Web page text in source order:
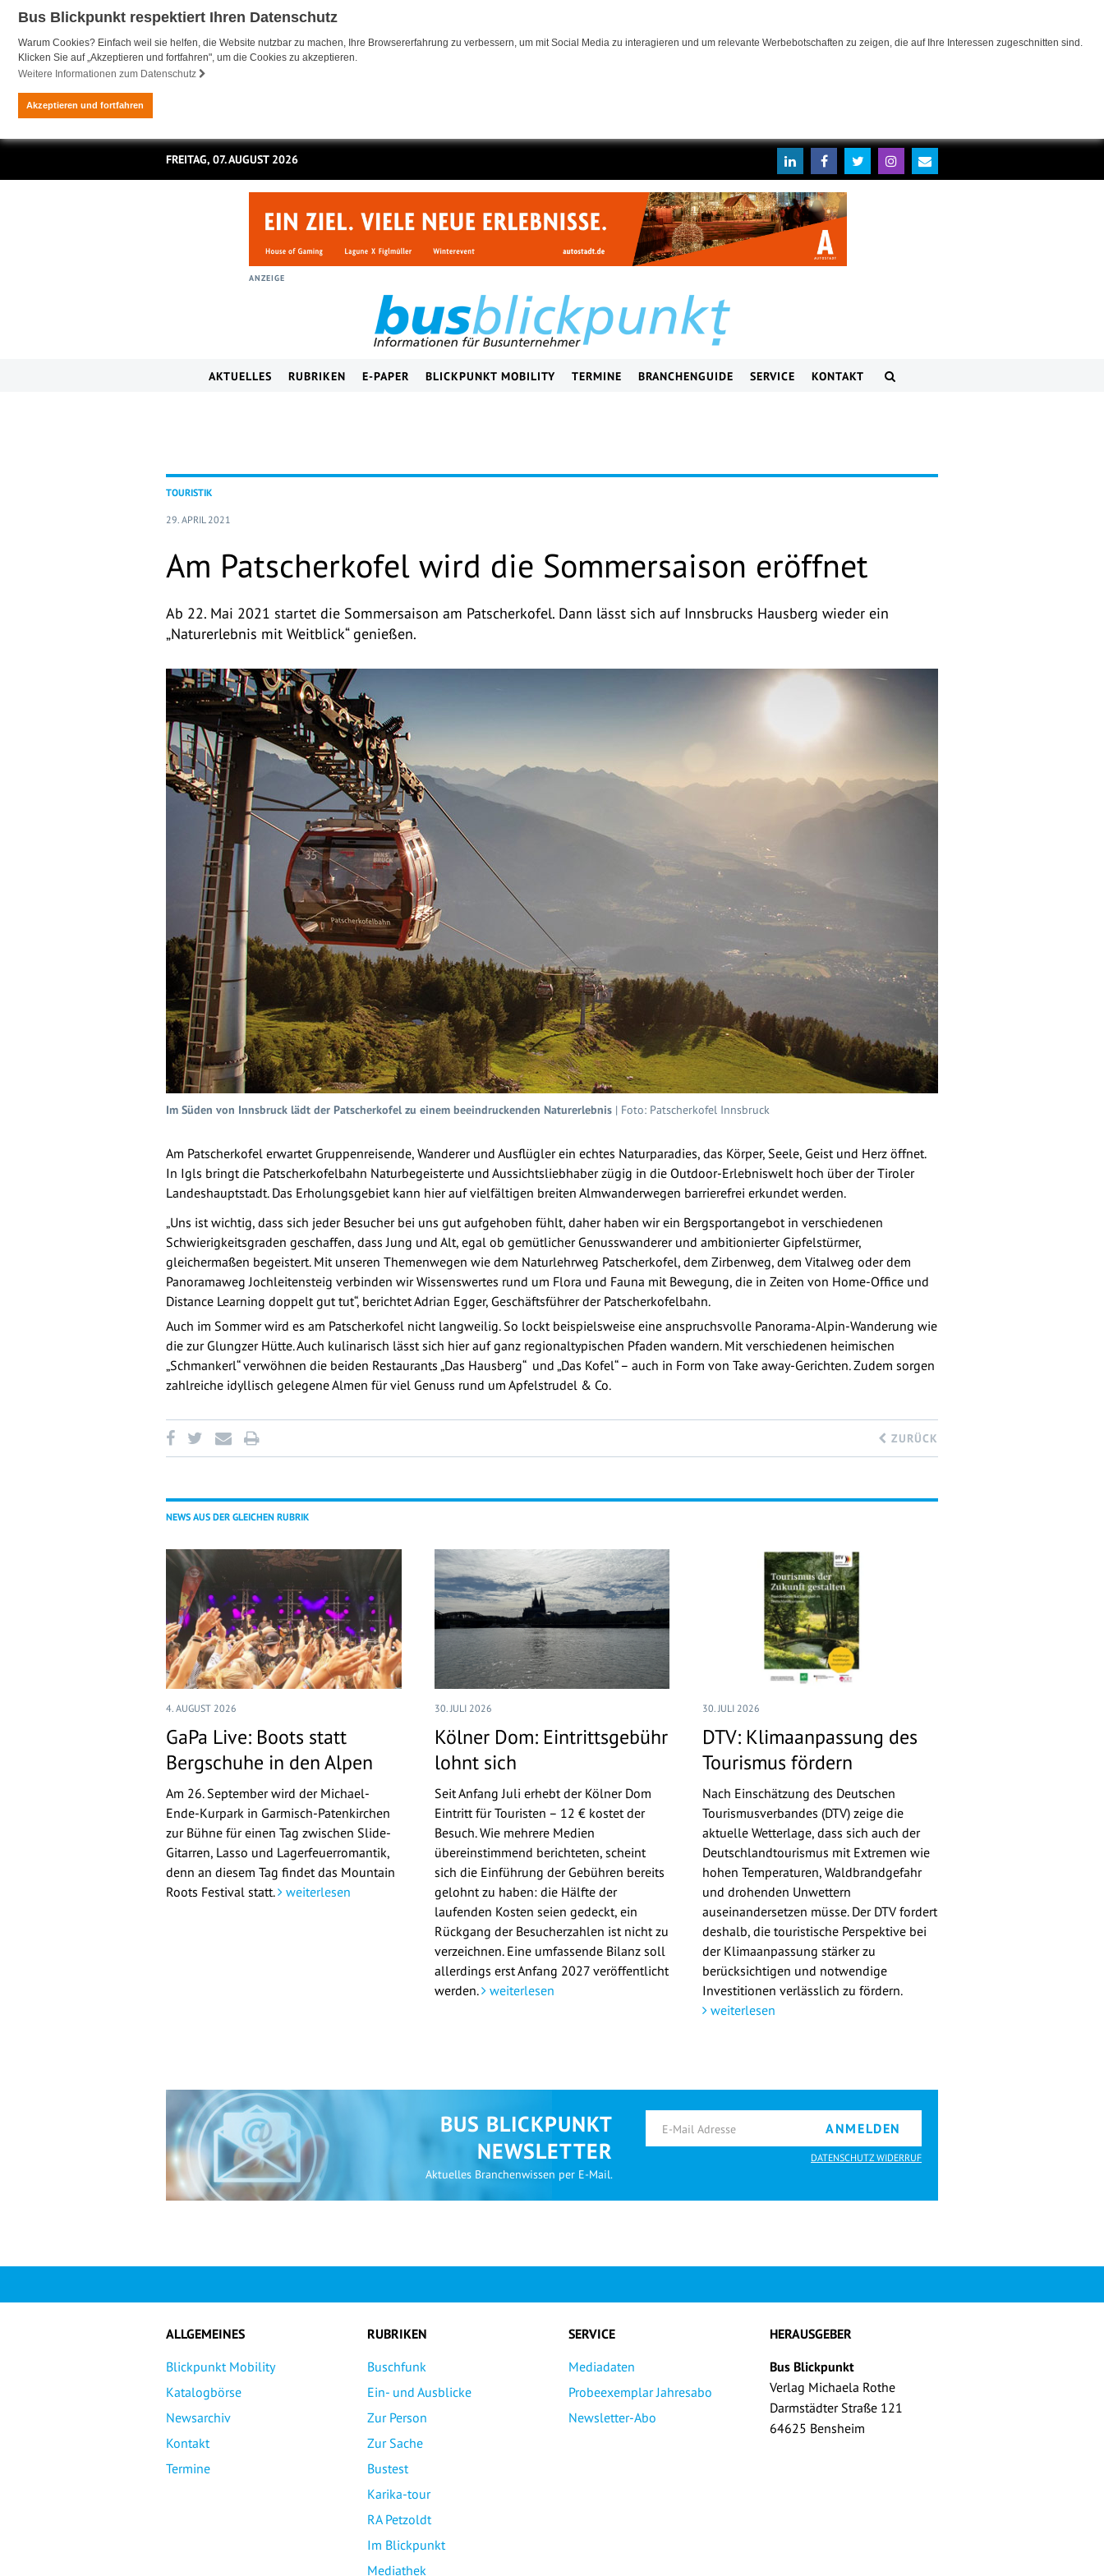
Bus Blickpunkt respektiert Ihren Datenschutz
Warum Cookies? Einfach weil sie helfen, die Website nutzbar zu machen, Ihre Browsererfahrung zu verbessern, um mit Social Media zu interagieren und um relevante Werbebotschaften zu zeigen, die auf Ihre Interessen zugeschnitten sind.
Klicken Sie auf „Akzeptieren und fortfahren", um die Cookies zu akzeptieren.
Weitere Informationen zum Datenschutz
Akzeptieren und fortfahren
FREITAG, 07. AUGUST 2026
ANZEIGE
AKTUELLES RUBRIKEN E-PAPER BLICKPUNKT MOBILITY TERMINE BRANCHENGUIDE SERVICE KONTAKT
TOURISTIK
29. APRIL 2021
Am Patscherkofel wird die Sommersaison eröffnet
Ab 22. Mai 2021 startet die Sommersaison am Patscherkofel. Dann lässt sich auf Innsbrucks Hausberg wieder ein
„Naturerlebnis mit Weitblick“ genießen.
Im Süden von Innsbruck lädt der Patscherkofel zu einem beeindruckenden Naturerlebnis | Foto: Patscherkofel Innsbruck
Am Patscherkofel erwartet Gruppenreisende, Wanderer und Ausflügler ein echtes Naturparadies, das Körper, Seele, Geist und Herz öffnet.
In Igls bringt die Patscherkofelbahn Naturbegeisterte und Aussichtsliebhaber zügig in die Outdoor-Erlebniswelt hoch über der Tiroler
Landeshauptstadt. Das Erholungsgebiet kann hier auf vielfältigen breiten Almwanderwegen barrierefrei erkundet werden.
„Uns ist wichtig, dass sich jeder Besucher bei uns gut aufgehoben fühlt, daher haben wir ein Bergsportangebot in verschiedenen
Schwierigkeitsgraden geschaffen, dass Jung und Alt, egal ob gemütlicher Genusswanderer und ambitionierter Gipfelstürmer,
gleichermaßen begeistert. Mit unseren Themenwegen wie dem Naturlehrweg Patscherkofel, dem Zirbenweg, dem Vitalweg oder dem
Panoramaweg Jochleitensteig verbinden wir Wissenswertes rund um Flora und Fauna mit Bewegung, die in Zeiten von Home-Office und
Distance Learning doppelt gut tut“, berichtet Adrian Egger, Geschäftsführer der Patscherkofelbahn.
Auch im Sommer wird es am Patscherkofel nicht langweilig. So lockt beispielsweise eine anspruchsvolle Panorama-Alpin-Wanderung wie
die zur Glungzer Hütte. Auch kulinarisch lässt sich hier auf ganz regionaltypischen Pfaden wandern. Mit verschiedenen heimischen
„Schmankerl“ verwöhnen die beiden Restaurants „Das Hausberg“ und „Das Kofel“ – auch in Form von Take away-Gerichten. Zudem sorgen
zahlreiche idyllisch gelegene Almen für viel Genuss rund um Apfelstrudel & Co.
ZURÜCK
NEWS AUS DER GLEICHEN RUBRIK
4. AUGUST 2026
GaPa Live: Boots statt
Bergschuhe in den Alpen
Am 26. September wird der Michael-
Ende-Kurpark in Garmisch-Patenkirchen
zur Bühne für einen Tag zwischen Slide-
Gitarren, Lasso und Lagerfeuerromantik,
denn an diesem Tag findet das Mountain
Roots Festival statt.
weiterlesen
30. JULI 2026
Kölner Dom: Eintrittsgebühr
lohnt sich
Seit Anfang Juli erhebt der Kölner Dom
Eintritt für Touristen – 12 € kostet der
Besuch. Wie mehrere Medien
übereinstimmend berichteten, scheint
sich die Einführung der Gebühren bereits
gelohnt zu haben: die Hälfte der
laufenden Kosten seien gedeckt, ein
Rückgang der Besucherzahlen ist nicht zu
verzeichnen. Eine umfassende Bilanz soll
allerdings erst Anfang 2027 veröffentlicht
werden. weiterlesen
30. JULI 2026
DTV: Klimaanpassung des
Tourismus fördern
Nach Einschätzung des Deutschen
Tourismusverbandes (DTV) zeige die
aktuelle Wetterlage, dass sich auch der
Deutschlandtourismus mit Extremen wie
hohen Temperaturen, Waldbrandgefahr
und drohenden Unwettern
auseinandersetzen müsse. Der DTV fordert
deshalb, die touristische Perspektive bei
der Klimaanpassung stärker zu
berücksichtigen und notwendige
Investitionen verlässlich zu fördern.
weiterlesen
BUS BLICKPUNKT
NEWSLETTER
Aktuelles Branchenwissen per E-Mail.
ANMELDEN
DATENSCHUTZ WIDERRUF
ALLGEMEINES
Blickpunkt Mobility
Katalogbörse
Newsarchiv
Kontakt
Termine
RUBRIKEN
Buschfunk
Ein- und Ausblicke
Zur Person
Zur Sache
Bustest
Karika-tour
RA Petzoldt
Im Blickpunkt
Mediathek
SERVICE
Mediadaten
Probeexemplar Jahresabo
Newsletter-Abo
HERAUSGEBER
Bus Blickpunkt
Verlag Michaela Rothe
Darmstädter Straße 121
64625 Bensheim